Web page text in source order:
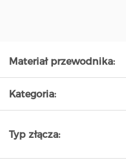
Materiał przewodnika:
Kategoria:
Typ złącza: